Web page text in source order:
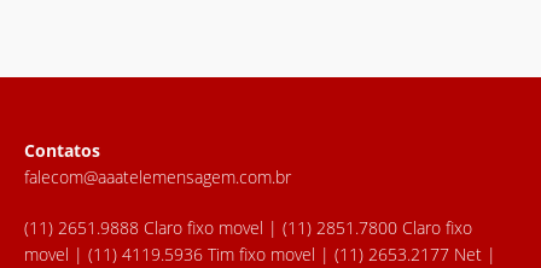
Contatos
falecom@aaatelemensagem.com.br
(11) 2651.9888 Claro fixo movel | (11) 2851.7800 Claro fixo
movel | (11) 4119.5936 Tim fixo movel | (11) 2653.2177 Net |